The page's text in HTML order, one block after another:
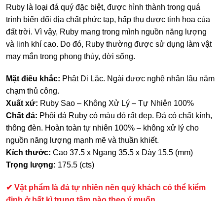
Ruby là loại đá quý đặc biệt, được hình thành trong quá
trình biến đổi địa chất phức tạp, hấp thụ được tinh hoa của
đất trời. Vì vậy, Ruby mang trong mình nguồn năng lượng
và linh khí cao. Do đó, Ruby thường được sử dụng làm vật
may mắn trong phong thủy, đời sống.
Mặt điêu khắc: Phật Di Lặc. Ngài được nghệ nhân lâu năm
chạm thủ công.
Xuất xứ: Ruby Sao – Không Xử Lý – Tự Nhiên 100%
Chất đá: Phôi đá Ruby có màu đỏ rất đẹp. Đá có chất kính,
thông đèn. Hoàn toàn tự nhiên 100% – không xử lý cho
nguồn năng lượng mạnh mẽ và thuần khiết.
Kích thước: Cao 37.5 x Ngang 35.5 x Dày 15.5 (mm)
Trọng lượng: 175.5 (cts)
✔ Vật phẩm là đá tự nhiên nên quý khách có thể kiểm